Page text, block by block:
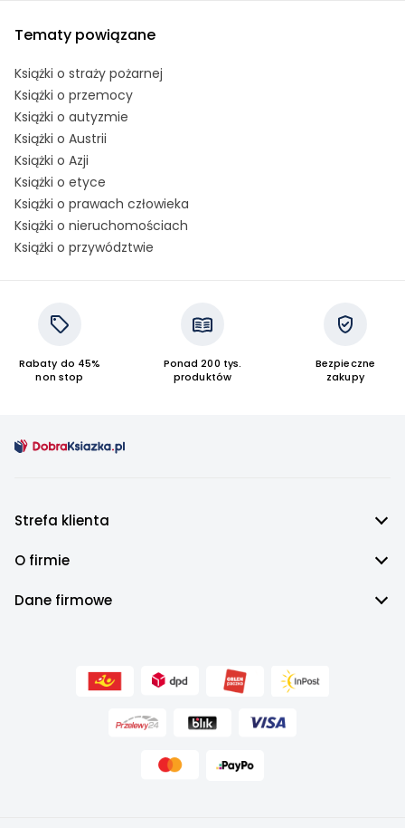
Tematy powiązane
Książki o straży pożarnej
Książki o przemocy
Książki o autyzmie
Książki o Austrii
Książki o Azji
Książki o etyce
Książki o prawach człowieka
Książki o nieruchomościach
Książki o przywództwie
Rabaty do 45%
non stop
Ponad 200 tys.
produktów
Bezpieczne
zakupy
Strefa klienta
O firmie
Dane firmowe